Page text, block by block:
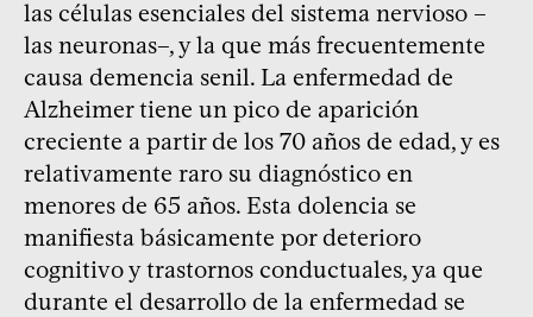
las células esenciales del sistema nervioso –
las neuronas–, y la que más frecuentemente
causa demencia senil. La enfermedad de
Alzheimer tiene un pico de aparición
creciente a partir de los 70 años de edad, y es
relativamente raro su diagnóstico en
menores de 65 años. Esta dolencia se
manifiesta básicamente por deterioro
cognitivo y trastornos conductuales, ya que
durante el desarrollo de la enfermedad se